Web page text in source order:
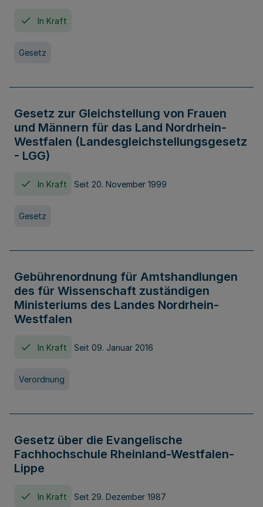
In Kraft
Gesetz
Gesetz zur Gleichstellung von Frauen
und Männern für das Land Nordrhein-
Westfalen (Landesgleichstellungsgesetz
- LGG)
In Kraft Seit 20. November 1999
Gesetz
Gebührenordnung für Amtshandlungen
des für Wissenschaft zuständigen
Ministeriums des Landes Nordrhein-
Westfalen
In Kraft Seit 09. Januar 2016
Verordnung
Gesetz über die Evangelische
Fachhochschule Rheinland-Westfalen-
Lippe
In Kraft Seit 29. Dezember 1987